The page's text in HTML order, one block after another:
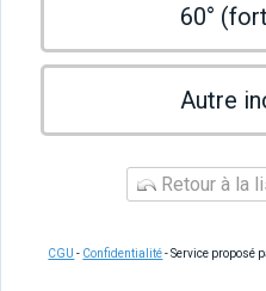
60°
Autre
Retour à la
CGU - Confidentialité- Service proposé